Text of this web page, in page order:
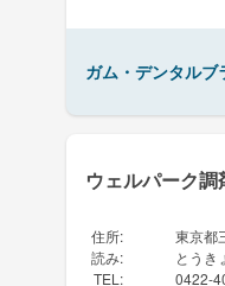
ガム・デンタル
ウェルパーク
住所:
東京都
読み:
とうき
TEL : 0422-